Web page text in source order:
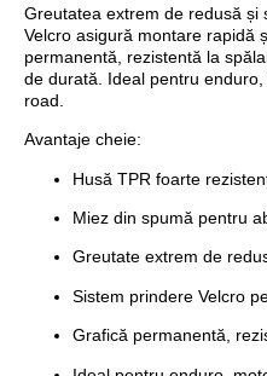
Greutatea extrem de redusă și
Velcro asigură montare rapidă
permanentă, rezistentă la
de durată. Ideal pentru
road.
Avantaje cheie:
Husă TPR foarte
Miez din spumă pentru
Greutate extrem de
Sistem prindere Velcro
Grafică permanentă,